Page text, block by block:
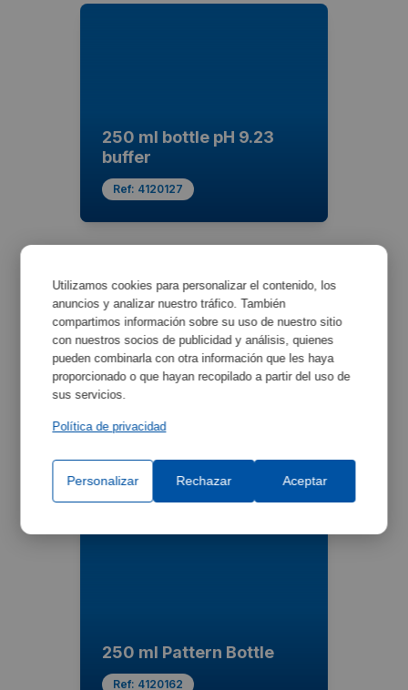
250 ml bottle pH 9.23
buffer
Ref: 4120127
250 ml Pattern Bottle
Ref:4120160
250 ml Pattern Bottle
Ref: 4120162
Utilizamos cookies para personalizar el contenido, los
anuncios y analizar nuestro tráfico. También
compartimos información sobre su uso de nuestro sitio
con nuestros socios de publicidad y análisis, quienes
pueden combinarla con otra información que les haya
proporcionado o que hayan recopilado a partir del uso de
sus servicios.
Política de privacidad
Personalizar Rechazar Aceptar